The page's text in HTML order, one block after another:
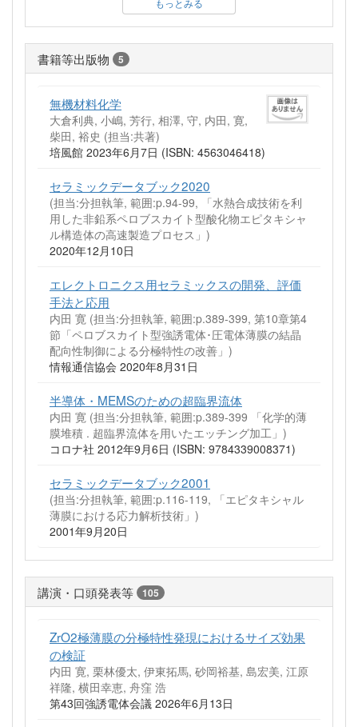
もっとみる
書籍等出版物 5
無機材料化学
大倉利典, 小嶋, 芳行, 相澤, 守, 内田, 寛,
柴田, 裕史 (担当:共著)
培風館 2023年6月7日 (ISBN: 4563046418)
セラミックデータブック2020
(担当:分担執筆, 範囲:p.94-99, 「水熱合成技術を利
用した非鉛系ペロブスカイト型酸化物エピタキシャ
ル構造体の高速製造プロセス」)
2020年12月10日
エレクトロニクス用セラミックスの開発、評価
手法と応用
内田 寛 (担当:分担執筆, 範囲:p.389-399, 第10章第4
節「ペロブスカイト型強誘電体･圧電体薄膜の結晶
配向性制御による分極特性の改善」)
情報通信協会 2020年8月31日
半導体・MEMSのための超臨界流体
内田 寛 (担当:分担執筆, 範囲:p.389-399 「化学的薄
膜堆積 . 超臨界流体を用いたエッチング加工」)
コロナ社 2012年9月6日 (ISBN: 9784339008371)
セラミックデータブック2001
(担当:分担執筆, 範囲:p.116-119, 「エピタキシャル
薄膜における応力解析技術」)
2001年9月20日
講演・口頭発表等 105
ZrO2極薄膜の分極特性発現におけるサイズ効果
の検証
内田 寛, 栗林優太, 伊東拓馬, 砂岡裕基, 島宏美, 江原
祥隆, 横田幸恵, 舟窪 浩
第43回強誘電体会議 2026年6月13日